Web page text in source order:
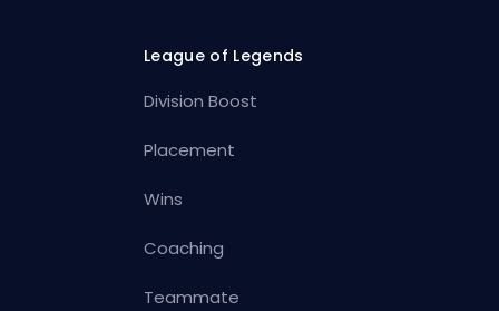
League of Legends
Division Boost
Placement
Wins
Coaching
Teammate